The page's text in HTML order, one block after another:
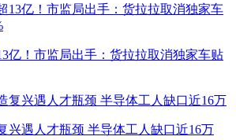
亿！市监局出手：货拉拉取消独家车贴
兴遇人才瓶颈 半导体工人缺口近16万